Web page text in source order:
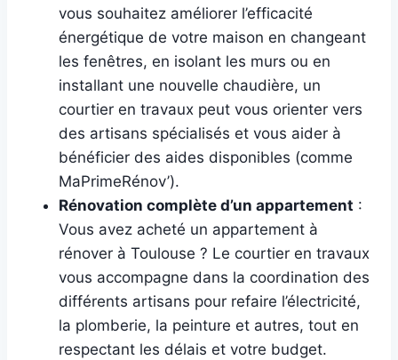
vous souhaitez améliorer l’efficacité
énergétique de votre maison en changeant
les fenêtres, en isolant les murs ou en
installant une nouvelle chaudière, un
courtier en travaux peut vous orienter vers
des artisans spécialisés et vous aider à
bénéficier des aides disponibles (comme
MaPrimeRénov’).
Rénovation complète d’un appartement :
Vous avez acheté un appartement à
rénover à Toulouse ? Le courtier en travaux
vous accompagne dans la coordination des
différents artisans pour refaire l’électricité,
la plomberie, la peinture et autres, tout en
respectant les délais et votre budget.